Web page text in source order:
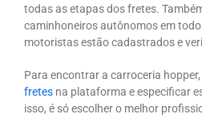
todas as etapas dos fretes.
caminhoneiros autônomos em
motoristas estão cadastrados e
Para encontrar a carroceria
fretes na plataforma e especificar
isso, é só escolher o melhor